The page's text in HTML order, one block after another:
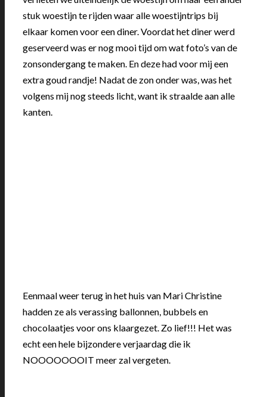
stuk woestijn te rijden waar alle woestijntrips bij
elkaar komen voor een diner. Voordat het diner werd
geserveerd was er nog mooi tijd om wat foto’s van de
zonsondergang te maken. En deze had voor mij een
extra goud randje! Nadat de zon onder was, was het
volgens mij nog steeds licht, want ik straalde aan alle
kanten.
Eenmaal weer terug in het huis van Mari Christine
hadden ze als verassing ballonnen, bubbels en
chocolaatjes voor ons klaargezet. Zo lief!!! Het was
echt een hele bijzondere verjaardag die ik
NOOOOOOOIT meer zal vergeten.